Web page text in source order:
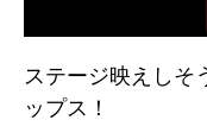
ステージ映えしそ
ップス！